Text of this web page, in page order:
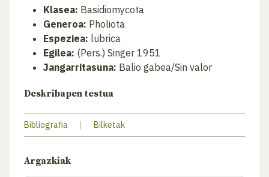
Klasea: Basidiomycota
Generoa: Pholiota
Espeziea: lubrica
Egilea: (Pers.) Singer 1951
Jangarritasuna: Balio gabea/Sin valor
Deskribapen testua
Bibliografia | Bilketak
Argazkiak